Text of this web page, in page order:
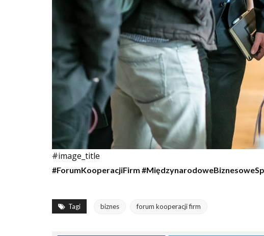
#image_title
#ForumKooperacjiFirm
Tagi biznes forum kooperacji firm